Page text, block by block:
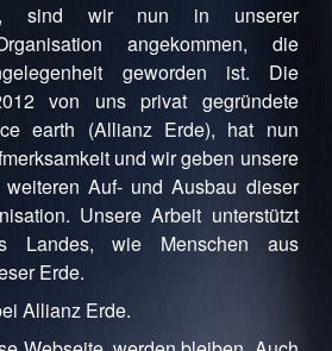
sind wir nun in unserer
angekommen, die
geworden ist. Die
von uns privat gegründete
earth (Allianz Erde), hat nun
und wir geben unsere
Auf- und Ausbau dieser
Unsere Arbeit unterstützt
Landes, wie Menschen aus
Erde.
Allianz Erde.